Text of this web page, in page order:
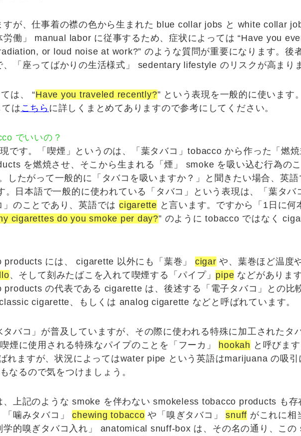
が、仕事着の襟の色から生まれた blue collar jobs と white collar
労働 」 manual labor に従事するため、症状によっては “Have you
or loud noise at work?” のような質問が重要になります。後
「 座ってばかりの生活様式 」 sedentary lifestyle のリスクが高まり
は、 “Have you traveled recently?” という表現を一般的に使います
はこちら に詳しくまとめてありますので参考にしてください。
でいいの？
です。「 喫煙 」というのは、「葉タバコ」tobacco から作った「燃
を燃焼させ、そこから生まれる「煙」 smoke を吸い込む行為の
したがって一般的に「 タバコを吸いますか？ 」と聞きたい場合、英
。日本語で一般的に使われている「タバコ」という表現は、「葉タ
」のことであり、英語ではcigarette と言います。ですから「 1日に何
cigarettes do you smoke per day?” のように tobacco ではなく
には、 cigarette 以外にも「 葉巻 」 cigar や、葉巻ほど温度
、そして刻みたばこを入れて喫煙する「パイプ」 pipe などがありま
の代表である cigarette は、後述する「電子タバコ」との比
cigarette、もしくは analog cigarette などと呼ばれています。
タバコ 」が普及していますが、その際に使われる特殊に加工されたタ
煙に使用される特殊なパイプのことを「 フーカ 」 hookah と呼びま
れますが、状況によってはwater pipe という英語はmarijuana の吸引
なるので気をつけましょう。
、上記のような smoke を伴わないsmokeless tobacco products も
噛みタバコ 」chewing tobacco や「 嗅ぎタバコ 」snuff がこれに相
学的嗅ぎタバコ入れ 」 anatomical snuff-box は、その名の通り、この